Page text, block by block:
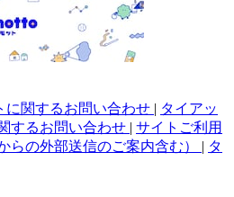
に関するお問い合わせ | タイアッ
するお問い合わせ | サイトご利用
らの外部送信のご案内含む） | タ